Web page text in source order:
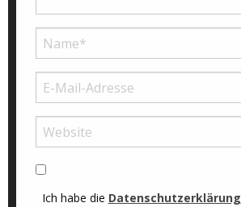
Ich habe die Datenschutzerklärung